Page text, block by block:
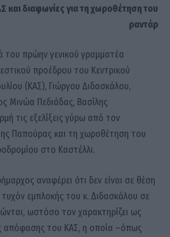
και διαφωνίες για τη χωροθέτηση του
ραντάρ
του πρώην γενικού γραμματέα
προέδρου του Κεντρικού
(ΚΑΣ), Γιώργου Διδασκάλου,
Μινώα Πεδιάδας, Βασίλης
τις εξελίξεις γύρω από τον
Παπούρας και τη χωροθέτηση του
στο Καστέλλι.
αναφέρει ότι δεν είναι σε θέση
τυχόν εμπλοκής του κ. Διδασκάλου σε
ωστόσο τον χαρακτηρίζει ως
απόφασης του ΚΑΣ, η οποία –όπως